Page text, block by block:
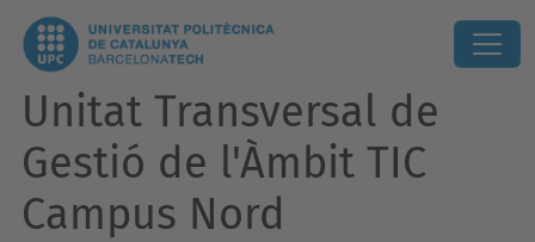
Unitat Transversal de
Gestió de l'Àmbit TIC
Campus Nord